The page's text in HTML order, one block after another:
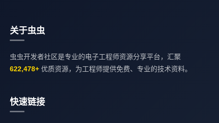
关于虫虫
虫虫开发者社区是专业的电子工程师资源分享平台，汇聚
622,478+ 优质资源，为工程师提供免费、专业的技术资料。
快速链接